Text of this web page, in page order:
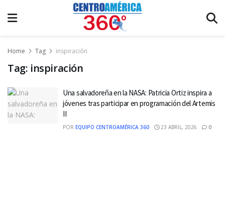
Home Tag inspiración
Tag: inspiración
Una salvadoreña en la NASA: Patricia Ortiz inspira a
jóvenes tras participar en programación del Artemis
II
POR EQUIPO CENTROAMÉRICA 360 23 ABRIL, 2026 0